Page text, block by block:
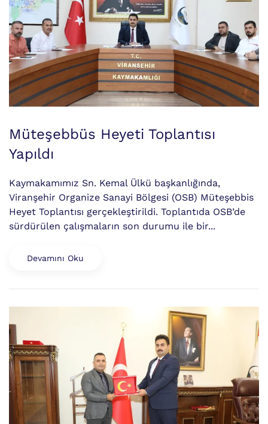
Müteşebbüs Heyeti Toplantısı
Yapıldı
Kaymakamımız Sn. Kemal Ülkü başkanlığında,
Viranşehir Organize Sanayi Bölgesi (OSB) Müteşebbis
Heyet Toplantısı gerçekleştirildi. Toplantıda OSB’de
sürdürülen çalışmaların son durumu ile bir...
Devamını Oku